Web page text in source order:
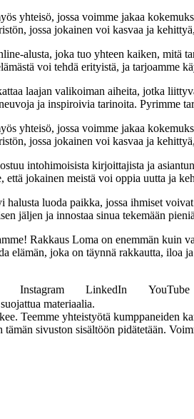
yhteisö, jossa voimme jakaa
jossa jokainen voi kasvaa ja
alusta, joka tuo yhteen kaiken, mitä
voi tehdä erityistä, ja tarjoamme
laajan valikoiman aiheita, jotka
ja inspiroivia tarinoita. Pyrimme
yhteisö, jossa voimme jakaa
jossa jokainen voi kasvaa ja
intohimoisista kirjoittajista ja
että jokainen meistä voi oppia uutta ja
halusta luoda paikka, jossa ihmiset
jäljen ja innostaa sinua tekemään
Rakkaus Loma on enemmän kuin
elämän, joka on täynnä rakkautta, iloa
Instagram LinkedIn YouTube
materiaalia.
Teemme yhteistyötä kumppaneiden
sivuston sisältöön pidätetään.